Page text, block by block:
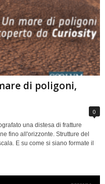
di poligoni,
0
una distesa di fratture
fino all'orizzonte. Strutture del
E su come si siano formate il